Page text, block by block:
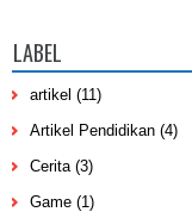
LABEL
artikel (11)
Artikel Pendidikan (4)
Cerita (3)
Game (1)